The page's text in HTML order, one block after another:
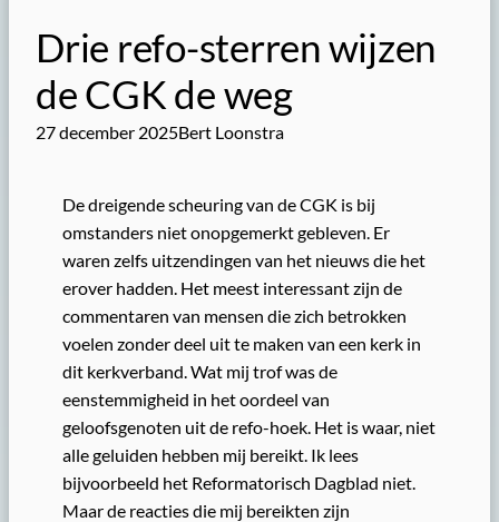
Drie refo-sterren wijzen
de CGK de weg
27 december 2025Bert Loonstra
De dreigende scheuring van de CGK is bij
omstanders niet onopgemerkt gebleven. Er
waren zelfs uitzendingen van het nieuws die het
erover hadden. Het meest interessant zijn de
commentaren van mensen die zich betrokken
voelen zonder deel uit te maken van een kerk in
dit kerkverband. Wat mij trof was de
eenstemmigheid in het oordeel van
geloofsgenoten uit de refo-hoek. Het is waar, niet
alle geluiden hebben mij bereikt. Ik lees
bijvoorbeeld het Reformatorisch Dagblad niet.
Maar de reacties die mij bereikten zijn